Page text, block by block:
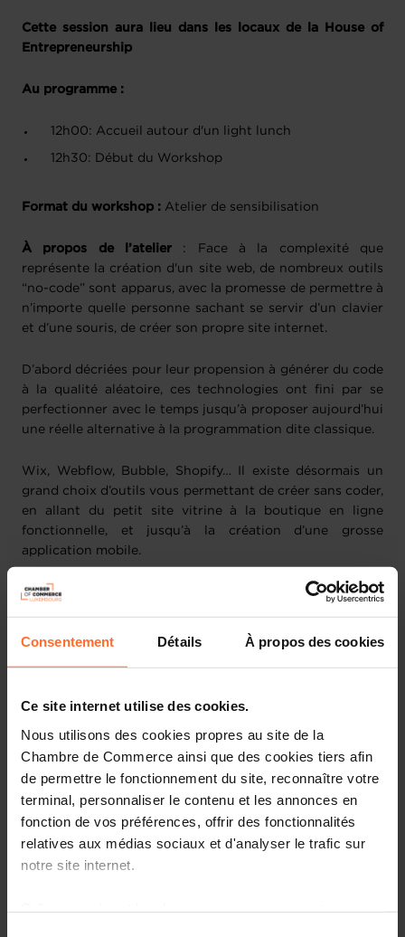
Consentement Détails À propos des cookies
Ce site internet utilise des cookies.
Nous utilisons des cookies propres au site de la
Chambre de Commerce ainsi que des cookies tiers afin
de permettre le fonctionnement du site, reconnaître votre
terminal, personnaliser le contenu et les annonces en
fonction de vos préférences, offrir des fonctionnalités
relatives aux médias sociaux et d'analyser le trafic sur
notre site internet.
Cette session aura lieu dans les locaux de la House of
Entrepreneurship
Au programme :
12h00: Accueil autour d'un light lunch
12h30: Début du Workshop
Format du workshop : Atelier de sensibilisation
À propos de l’atelier : Face à la complexité que
représente la création d'un site web, de nombreux outils
“no-code” sont apparus, avec la promesse de permettre à
n’importe quelle personne sachant se servir d’un clavier
et d’une souris, de créer son propre site internet.
D’abord décriées pour leur propension à générer du code
à la qualité aléatoire, ces technologies ont fini par se
perfectionner avec le temps jusqu’à proposer aujourd’hui
une réelle alternative à la programmation dite classique.
Wix, Webflow, Bubble, Shopify… Il existe désormais un
grand choix d’outils vous permettant de créer sans coder,
en allant du petit site vitrine à la boutique en ligne
fonctionnelle, et jusqu’à la création d’une grosse
application mobile.
Nous vous proposons donc un tour d’horizon des
et de vos objectifs, suivi d’un petit atelier pratique qui
vous mettra le pied à l’étrier et vous permettra de créer
votre site en toute autonomie.
Plan de la session :
Introduction
Présentation des différentes solutions (Wix,
Webflow, Bubble, Shopify, Wordpress)
Créer un site vitrine pour son entreprise
Création d'une landing page sur Wix